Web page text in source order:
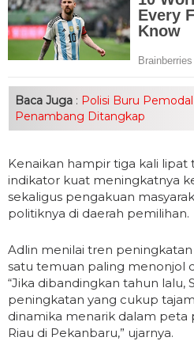
Baca Juga : Polisi Buru
Penambang Ditangkap
Kenaikan hampir tiga kali lipat
indikator kuat meningkatnya
sekaligus pengakuan
politiknya di daerah pemilihan.
Adlin menilai tren
satu temuan paling menonjol
“Jika dibandingkan tahun lalu,
peningkatan yang cukup
dinamika menarik dalam peta
Riau di Pekanbaru,” ujarnya.